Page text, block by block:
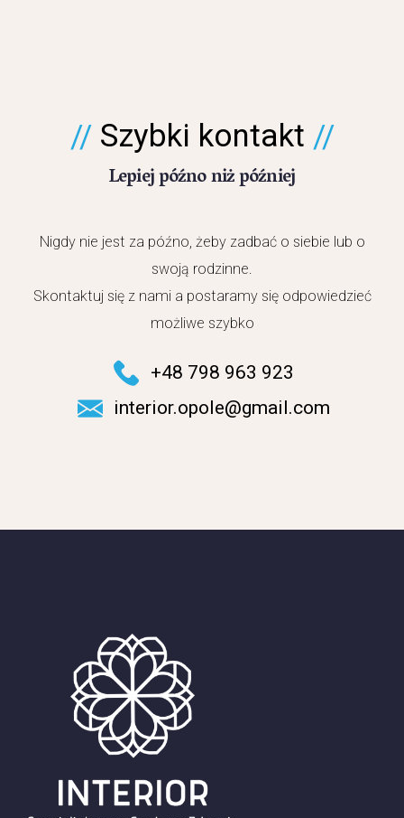
Szybki kontakt
Lepiej późno niż później
Nigdy nie jest za późno, żeby zadbać o siebie lub o
swoją rodzinne.
Skontaktuj się z nami a postaramy się odpowiedzieć
możliwe szybko
+48 798 963 923
interior.opole@gmail.com